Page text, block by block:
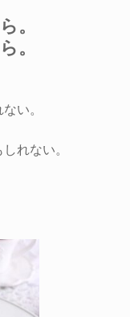
。
。
い。
れない。